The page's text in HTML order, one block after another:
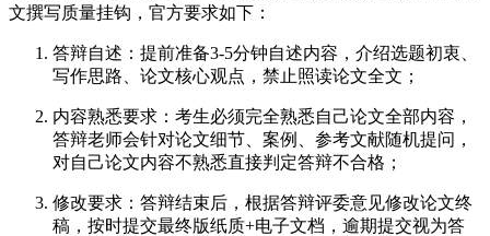
文撰写质量挂钩，官方要求如下：
答辩自述：提前准备3-5分钟自述内容，介绍选题初衷、
写作思路、论文核心观点，禁止照读论文全文；
内容熟悉要求：考生必须完全熟悉自己论文全部内容，
答辩老师会针对论文细节、案例、参考文献随机提问，
对自己论文内容不熟悉直接判定答辩不合格；
修改要求：答辩结束后，根据答辩评委意见修改论文终
稿，按时提交最终版纸质+电子文档，逾期提交视为答